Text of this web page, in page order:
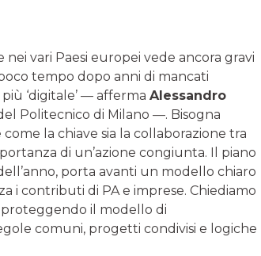
vari Paesi europei vede ancora gravi
tempo dopo anni di mancati
‘digitale’ — afferma Alessandro
Politecnico di Milano —. Bisogna
la chiave sia la collaborazione tra
di un’azione congiunta. Il piano
porta avanti un modello chiaro
i contributi di PA e imprese. Chiediamo
proteggendo il modello di
comuni, progetti condivisi e logiche